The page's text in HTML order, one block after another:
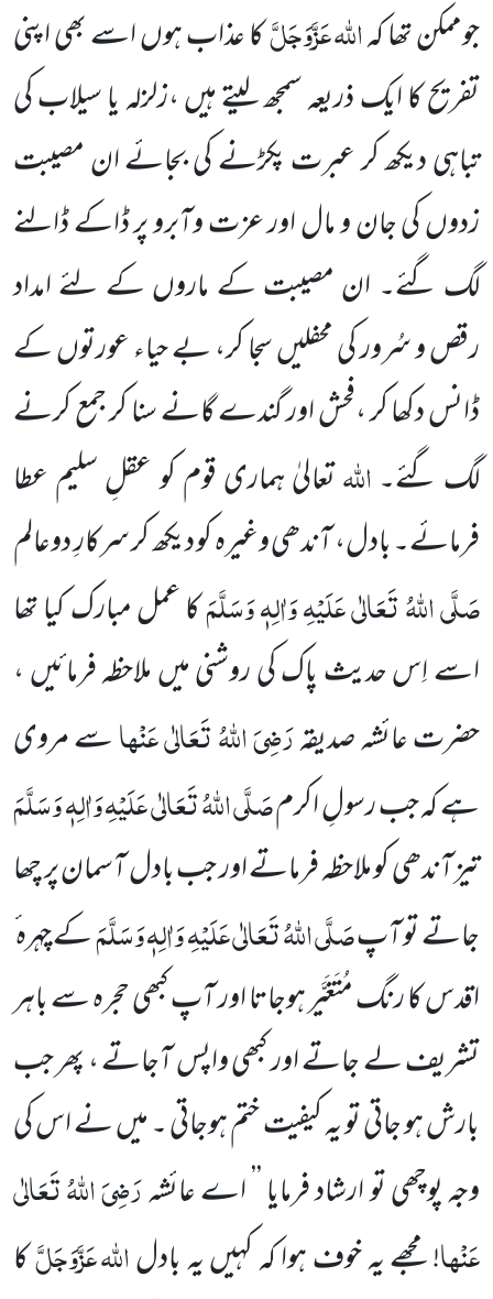
جوممکن تھا کہاللہعَزَّوَجَلَّکا عذاب ہوں اسے بھی اپنی
تفریح کا ایک ذریعہ سمجھ لیتے ہیں ،زلزلہ یا سیلاب کی
تباہی دیکھ کر عبرت پکڑنے کی بجائے ان مصیبت
زدوں کی جان و مال اور عزت وآبرو پر ڈاکے ڈالنے
لگ گئے۔ ان مصیبت کے ماروں کے لئے امداد
رقص و سُرور کی محفلیں سجا کر، بے حیاء عورتوں کے
ڈانس دکھا کر ،فحش اور گندے گانے سنا کر جمع کرنے
لگ گئے۔ اللہتعالیٰ ہماری قوم کو عقلِ سلیم عطا
فرمائے۔ بادل، آندھی وغیرہ کو دیکھ کر سرکارِ دوعالم
صَلَّی اللہُ تَعَالٰی عَلَیْہِ وَاٰلِہٖ وَسَلَّمَکا عمل مبارک کیا تھا
اسے اِس حدیث پاک کی روشنی میں ملاحظہ فرمائیں ،
حضرت عائشہ صدیقہرَضِیَ اللہُ تَعَالٰی عَنْہاسے مروی
ہے کہ جب رسولِ اکرمصَلَّی اللہُ تَعَالٰی عَلَیْہِ وَاٰلِہٖ وَسَلَّمَ
تیز آندھی کو ملاحظہ فرماتے اور جب بادل آسمان پر چھا
جاتے تو آپصَلَّی اللہُ تَعَالٰی عَلَیْہِ وَاٰلِہٖ وَسَلَّمَکے چہرہ ٔ
اقدس کا رنگ مُتَغَیَّر ہوجاتا اور آپ کبھی حجرہ سے باہر
تشریف لے جاتے اور کبھی واپس آجاتے ، پھر جب
بارش ہو جاتی تو یہ کیفیت ختم ہوجاتی ۔ میں نے اس کی
وجہ پوچھی تو ارشاد فرمایا ’’ اے عائشہرَضِیَ اللہُ تَعَالٰی
عَنْھا! مجھے یہ خوف ہوا کہ کہیں یہ بادلاللہعَزَّوَجَلَّکا